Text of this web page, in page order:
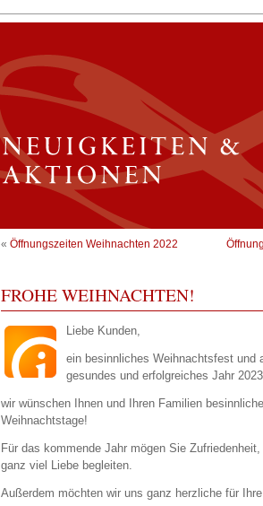
« Öffnungszeiten Weihnachten 2022
FROHE WEIHNACHTEN!
Liebe Kunden,
ein besinnliches Weihnachtsfest und
gesundes und erfolgreiches Jahr
wir wünschen Ihnen und Ihren Familien
Weihnachtstage!
Für das kommende Jahr mögen Sie
ganz viel Liebe begleiten.
Außerdem möchten wir uns ganz herzliche für